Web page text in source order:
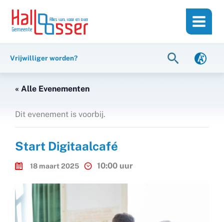
inhoud
naar
Vrijwilliger worden? Zoeken
« Alle Evenementen
Dit evenement is voorbij.
Start Digitaalcafé
18 maart 2025 10:00 uur